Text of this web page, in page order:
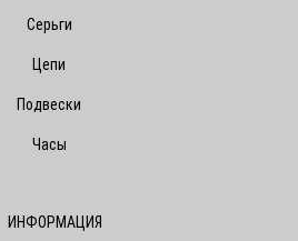
Серьги
Цепи
Подвески
Часы
ИНФОРМАЦИЯ